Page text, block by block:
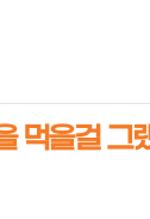
먹을걸 그